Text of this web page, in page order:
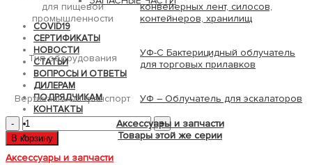
COVID19
СЕРТИФИКАТЫ
НОВОСТИ
СТАТЬИ
ВОПРОСЫ И ОТВЕТЫ
ДИЛЕРАМ
ПОДРЯДЧИКАМ
КОНТАКТЫ
для пищевой
промышленности
конвейерных лент, силосов,
контейнеров, хранилищ
Тип оборудования
УФ-С Бактерицидный облучатель
для торговых прилавков
Вертикальный транспорт
УФ – Облучатель для эскалаторов
Количество
товара
UV-
PIPE-
В корзину
Аксессуары и запчасти
Товары этой же серии
Аксессуары и запчасти